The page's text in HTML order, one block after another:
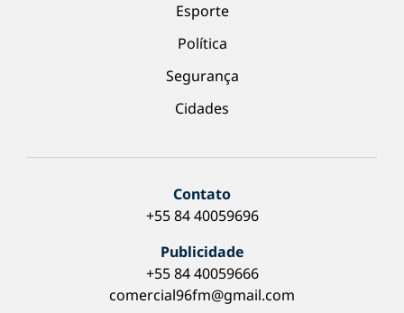
Esporte
Política
Segurança
Cidades
Contato
+55 84 40059696
Publicidade
+55 84 40059666
comercial96fm@gmail.com